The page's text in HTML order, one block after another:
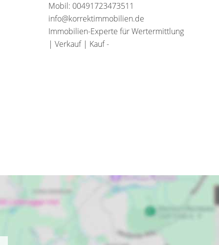
Mobil: 00491723473511
info@korrektimmobilien.de
Immobilien-Experte für Wertermittlung
| Verkauf | Kauf -